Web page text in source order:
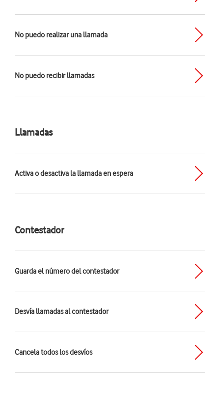
No puedo realizar una llamada
No puedo recibir llamadas
Llamadas
Activa o desactiva la llamada en espera
Contestador
Guarda el número del contestador
Desvía llamadas al contestador
Cancela todos los desvíos